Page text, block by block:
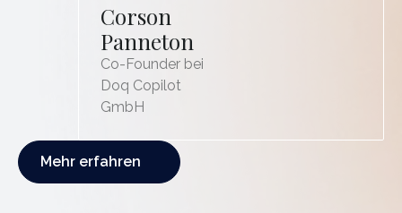
Corson
Panneton
Co-Founder bei
Doq Copilot
GmbH
Mehr erfahren
Mehr erfahren